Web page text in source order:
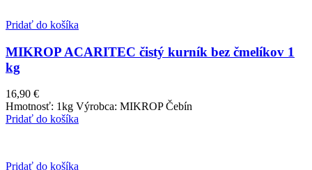
Pridať do košíka
MIKROP ACARITEC čistý kurník bez čmelíkov 1
kg
16,90 €
Hmotnosť: 1kg Výrobca: MIKROP Čebín
Pridať do košíka
Pridať do košíka